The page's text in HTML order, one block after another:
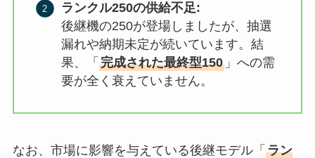
ランクル250の供給不足:
後継機の250が登場しましたが、抽選
漏れや納期未定が続いています。結
果、「完成された最終型150 」への需
要が全く衰えていません。
なお、市場に影響を与えている後継モデル「 ラン